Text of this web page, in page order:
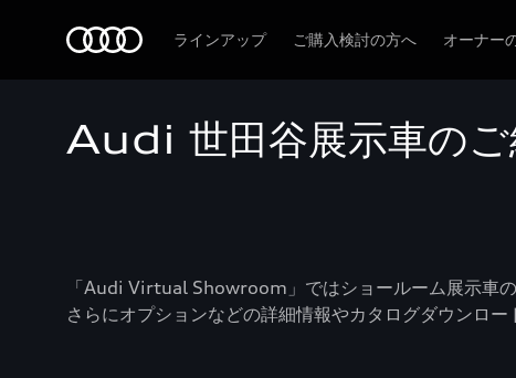
ラインアップ ご購入検討の方へ オーナー
Audi 世田谷展示車のご
「Audi Virtual Showroom」ではショールーム展示車の
さらにオプションなどの詳細情報やカタログダウンロ